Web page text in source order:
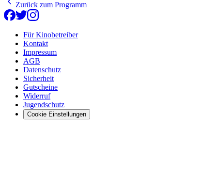
Zurück zum Programm
Für Kinobetreiber
Kontakt
Impressum
AGB
Datenschutz
Sicherheit
Gutscheine
Widerruf
Jugendschutz
Cookie Einstellungen